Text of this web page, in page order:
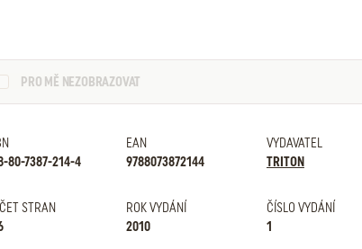
PRO MĚ NEZOBRAZOVAT
80-7387-214-4
EAN
9788073872144
VYDAVATEL
TRITON
STRAN
ROK VYDÁNÍ
2010
ČÍSLO VYDÁNÍ
1